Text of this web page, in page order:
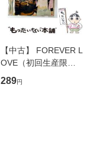
【中古】 FOREVER L
OVE（初回生産限定
盤） / 清水翔太×加藤
ミリヤ / [CD]【メール
289円